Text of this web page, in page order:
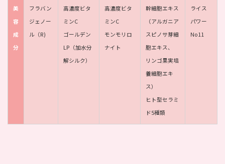
美
容
成
分
フラバン
ジェノー
ル（R)
高濃度ビタ
ミンC
ゴールデン
LP（加水分
解シルク）
高濃度ビタ
ミンC
モンモリロ
ナイト
幹細胞エキス
（アルガニア
スピノサ芽細
胞エキス、
リンゴ果実培
養細胞エキ
ス）
ヒト型セラミ
ド5種類
ライス
パワー
No11